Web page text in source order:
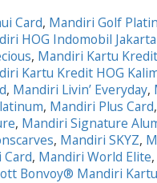
Card, Mandiri Golf
HOG Indomobil
, Mandiri Kartu
Kartu Kredit HOG
, Mandiri Livin’ Everyday,
, Mandiri Plus Card,
, Mandiri Signature
, Mandiri SKYZ,
, Mandiri World Elite,
Bonvoy® Mandiri